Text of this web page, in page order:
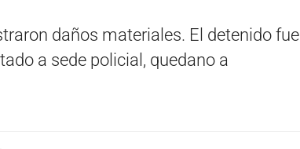
daños materiales. El detenido fue
a sede policial, quedano a